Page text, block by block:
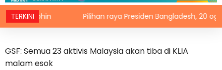
TERKINI
Dolphin Pilihan raya Presiden Bangladesh, 20 ogos ini
GSF: Semua 23 aktivis Malaysia akan tiba di KLIA
malam esok